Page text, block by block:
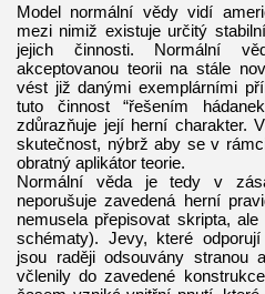
Model normální vědy vidí
mezi nimiž existuje určitý
jejich činnosti. Normální
akceptovanou teorii na stále
vést již danými exemplárními
tuto činnost “řešením
zdůrazňuje její herní charakter.
skutečnost, nýbrž aby se v
obratný aplikátor teorie.
Normální věda je tedy v
neporušuje zavedená herní
nemusela přepisovat skripta,
schématy). Jevy, které
jsou raději odsouvány stranou
včlenily do zavedené